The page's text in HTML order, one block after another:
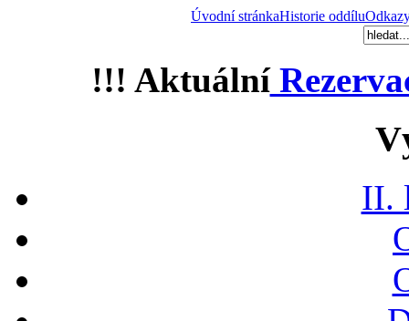
Úvodní stránkaHistorie oddílu
!!! Aktuální
II.